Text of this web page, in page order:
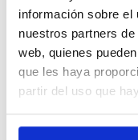
información sobre el
nuestros partners
web, quienes
que les haya
partir del uso que